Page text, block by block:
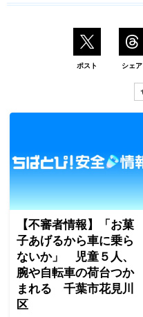
ポスト シェア
【不審者情報】「お菓
子あげるから車に乗ら
ないか」 児童５人、
腕や自転車の荷台つか
まれる 千葉市花見川
区